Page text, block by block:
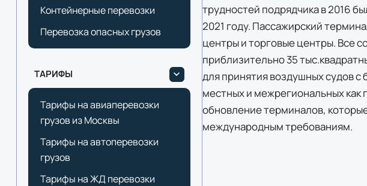
Контейнерные перевозки
Перевозка опасных грузов
ТАРИФЫ
Тарифы на авиаперевозки
грузов из Москвы
Тарифы на автоперевозки
грузов
Тарифы на ЖД перевозки
трудностей подрядчика в 2016
2021 году. Пассажирский
центры и торговые центры. Все
приблизительно 35
для принятия воздушных судов
местных и межрегиональных как
обновление терминалов,
международным требованиям.